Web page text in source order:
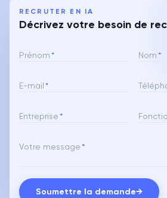
RECRUTER EN IA
Décrivez votre besoin de
Prénom * Nom *
E-mail *
Entreprise *
Votre message *
Soumettre la demande→